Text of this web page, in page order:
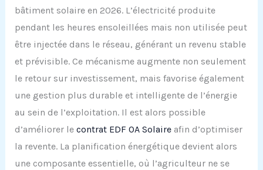
bâtiment solaire en 2026. L’électricité produite
pendant les heures ensoleillées mais non utilisée peut
être injectée dans le réseau, générant un revenu stable
et prévisible. Ce mécanisme augmente non seulement
le retour sur investissement, mais favorise également
une gestion plus durable et intelligente de l’énergie
au sein de l’exploitation. Il est alors possible
d’améliorer le contrat EDF OA Solaireafin d’optimiser
la revente. La planification énergétique devient alors
une composante essentielle, où l’agriculteur ne se